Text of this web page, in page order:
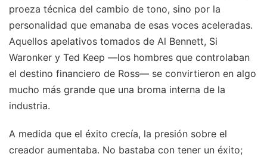
proeza técnica del cambio de tono, sino por la
personalidad que emanaba de esas voces aceleradas.
Aquellos apelativos tomados de Al Bennett, Si
Waronker y Ted Keep —los hombres que controlaban
el destino financiero de Ross— se convirtieron en algo
mucho más grande que una broma interna de la
industria.
A medida que el éxito crecía, la presión sobre el
creador aumentaba. No bastaba con tener un éxito;